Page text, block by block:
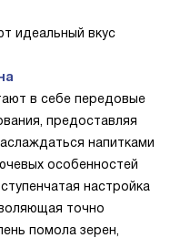
идеальный вкус
в себе передовые
предоставляя
напитками
особенностей
настройка
точно
помола зерен,